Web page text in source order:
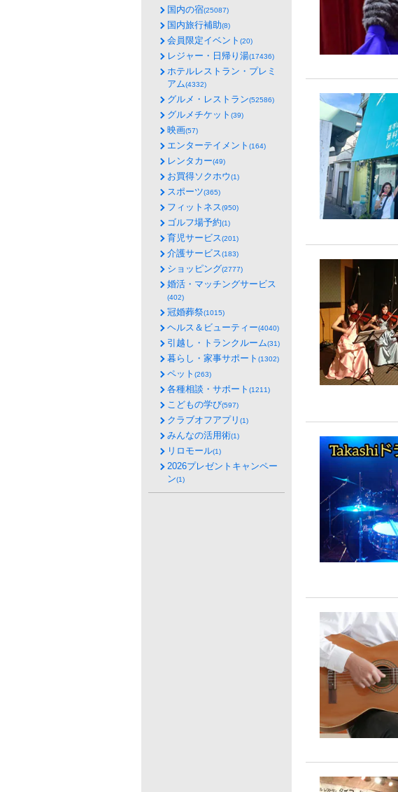
国内の宿(25087)
国内旅行補助(8)
会員限定イベント (20)
レジャー・日帰り湯(17436)
ホテルレストラン・プレミ
アム(4332)
グルメ・レストラン(52586)
グルメチケット (39)
映画(57)
エンターテイメント (164)
レンタカー(49)
お買得ソクホウ(1)
スポーツ(365)
フィットネス(950)
ゴルフ場予約(1)
育児サービス(201)
介護サービス(183)
ショッピング(2777)
婚活・マッチングサービス
(402)
冠婚葬祭(1015)
ヘルス＆ビューティー(4040)
引越し・トランクルーム(31)
暮らし・家事サポート (1302)
ペット (263)
各種相談・サポート (1211)
こどもの学び(597)
クラブオフアプリ (1)
みんなの活用術(1)
リロモール(1)
2026プレゼントキャンペー
ン(1)